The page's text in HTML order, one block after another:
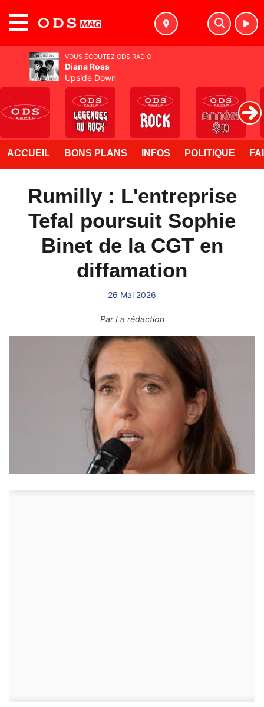
ACCUEIL BONS PLANS INFOS POLITIQUE
Rumilly : L'entreprise
Tefal poursuit Sophie
Binet de la CGT en
diffamation
26 Mai 2026
ParLa rédaction
VOUS ÉCOUTEZ ODS RADIO
Diana Ross
Upside Down